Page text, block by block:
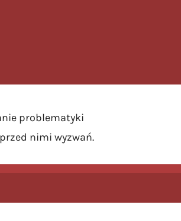
problematyki
nimi wyzwań.